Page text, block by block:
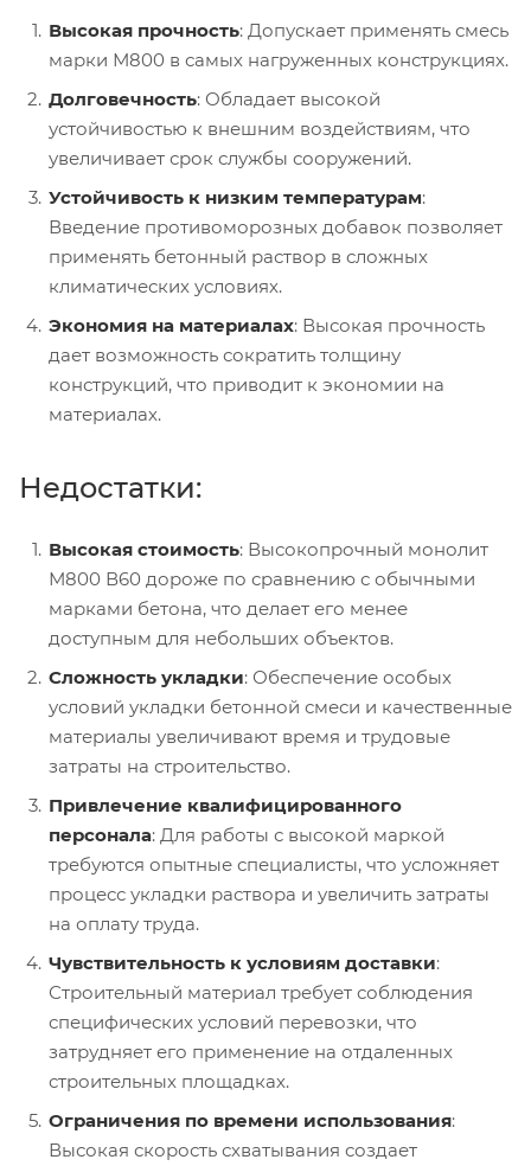
Высокая прочность: Допускает применять смесь
марки М800 в самых нагруженных конструкциях.
Долговечность: Обладает высокой
устойчивостью к внешним воздействиям, что
увеличивает срок службы сооружений.
Устойчивость к низким температурам:
Введение противоморозных добавок позволяет
применять бетонный раствор в сложных
климатических условиях.
Экономия на материалах: Высокая прочность
дает возможность сократить толщину
конструкций, что приводит к экономии на
материалах.
Недостатки:
Высокая стоимость: Высокопрочный монолит
М800 В60 дороже по сравнению с обычными
марками бетона, что делает его менее
доступным для небольших объектов.
Сложность укладки: Обеспечение особых
условий укладки бетонной смеси и качественные
материалы увеличивают время и трудовые
затраты на строительство.
Привлечение квалифицированного
персонала: Для работы с высокой маркой
требуются опытные специалисты, что усложняет
процесс укладки раствора и увеличить затраты
на оплату труда.
Чувствительность к условиям доставки:
Строительный материал требует соблюдения
специфических условий перевозки, что
затрудняет его применение на отдаленных
строительных площадках.
Ограничения по времени использования:
Высокая скорость схватывания создает